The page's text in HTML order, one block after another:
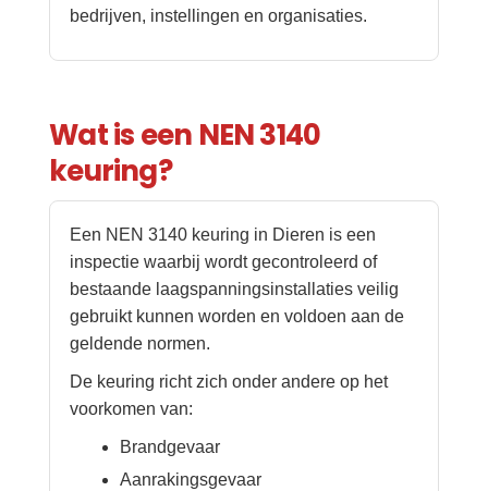
bedrijven, instellingen en organisaties.
Wat is een NEN 3140
keuring?
Een NEN 3140 keuring in Dieren is een
inspectie waarbij wordt gecontroleerd of
bestaande laagspanningsinstallaties veilig
gebruikt kunnen worden en voldoen aan de
geldende normen.
De keuring richt zich onder andere op het
voorkomen van:
Brandgevaar
Aanrakingsgevaar